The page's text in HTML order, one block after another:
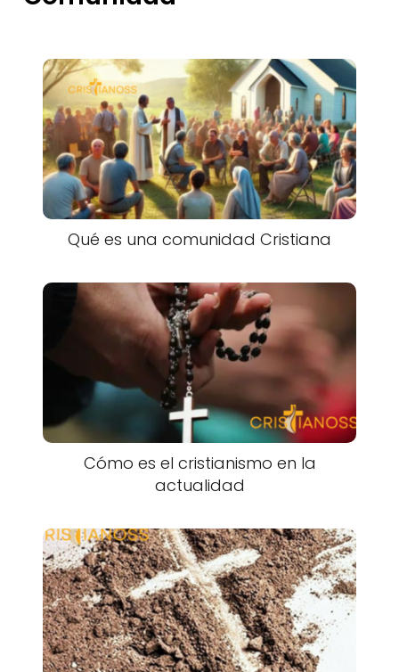
Qué es una comunidad Cristiana
Cómo es el cristianismo en la
actualidad